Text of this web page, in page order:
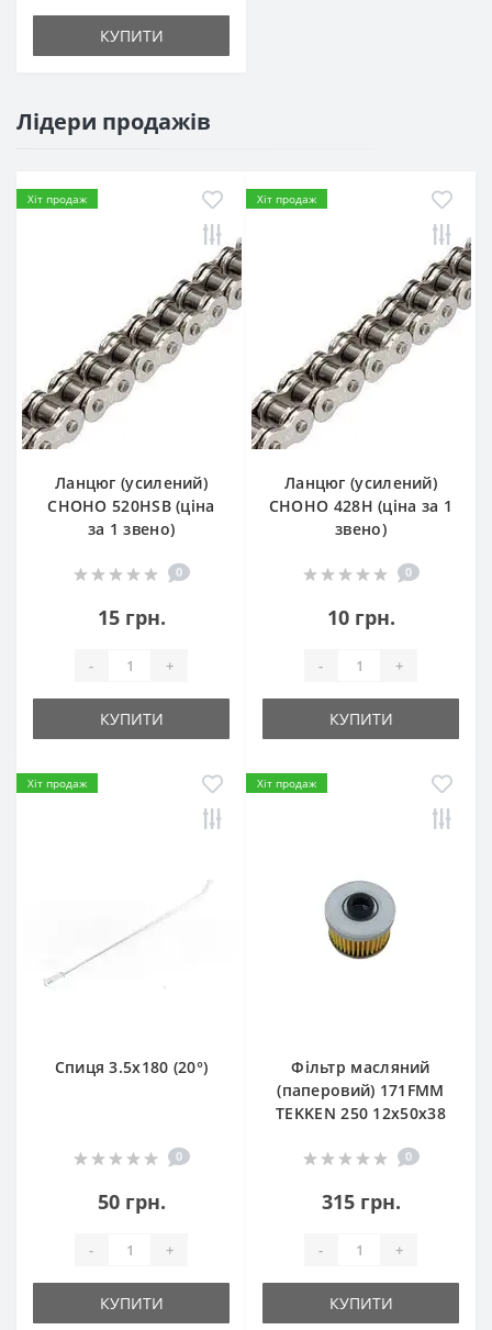
КУПИТИ
Лідери продажів
Хіт продаж
Ланцюг (усилений)
СHOHO 520HSB (ціна
за 1 звено)
0
15 грн.
- +
КУПИТИ
Хіт продаж
Ланцюг (усилений)
СHOHO 428H (ціна за 1
звено)
0
10 грн.
- +
КУПИТИ
Хіт продаж
Спиця 3.5х180 (20°)
0
50 грн.
- +
КУПИТИ
Хіт продаж
Фільтр масляний
(паперовий) 171FMM
TEKKEN 250 12х50х38
0
315 грн.
- +
КУПИТИ